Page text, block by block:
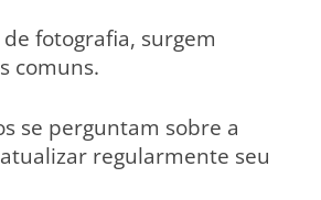
fotografia, surgem
comuns.
se perguntam sobre a
regularmente seu